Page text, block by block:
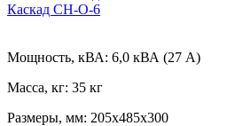
Каскад СН-О-6
Мощность, кВА: 6,0 кВА (27 А)
Масса, кг: 35 кг
Размеры, мм: 205х485х300